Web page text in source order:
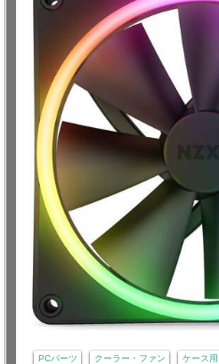
PCパーツ クーラー・ファン ケース用